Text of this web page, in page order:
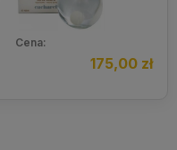
Cena:
175,00 zł